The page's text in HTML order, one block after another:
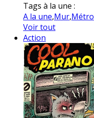
Tags à la une :
A la une,Mur,Métro
Voir tout
Action